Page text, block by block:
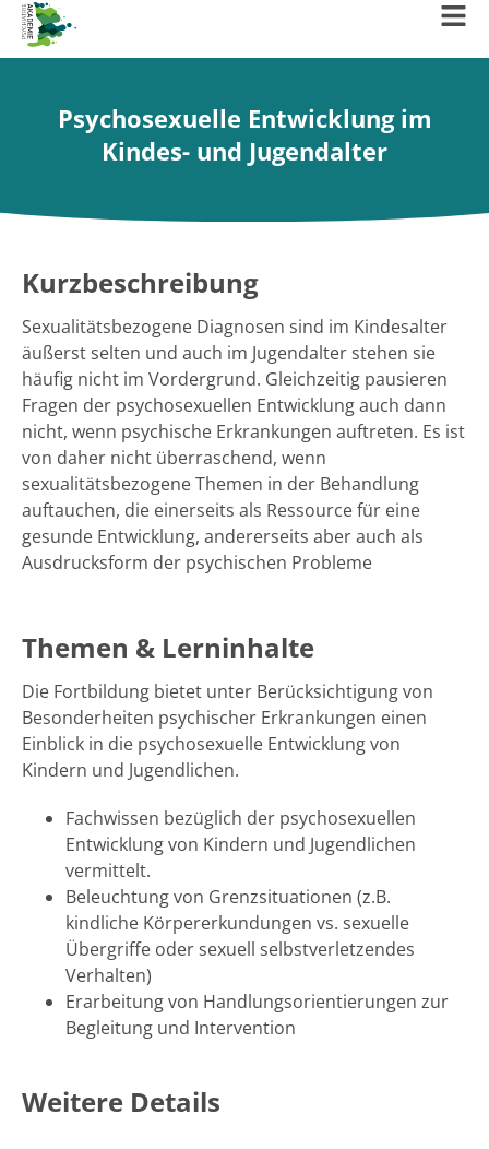
Psychosexuelle Entwicklung im
Kindes- und Jugendalter
Kurzbeschreibung
Sexualitätsbezogene Diagnosen sind im Kindesalter
äußerst selten und auch im Jugendalter stehen sie
häufig nicht im Vordergrund. Gleichzeitig pausieren
Fragen der psychosexuellen Entwicklung auch dann
nicht, wenn psychische Erkrankungen auftreten. Es ist
von daher nicht überraschend, wenn
sexualitätsbezogene Themen in der Behandlung
auftauchen, die einerseits als Ressource für eine
gesunde Entwicklung, andererseits aber auch als
Ausdrucksform der psychischen Probleme
Themen & Lerninhalte
Die Fortbildung bietet unter Berücksichtigung von
Besonderheiten psychischer Erkrankungen einen
Einblick in die psychosexuelle Entwicklung von
Kindern und Jugendlichen.
Fachwissen bezüglich der psychosexuellen
Entwicklung von Kindern und Jugendlichen
vermittelt.
Beleuchtung von Grenzsituationen (z.B.
kindliche Körpererkundungen vs. sexuelle
Übergriffe oder sexuell selbstverletzendes
Verhalten)
Erarbeitung von Handlungsorientierungen zur
Begleitung und Intervention
Weitere Details